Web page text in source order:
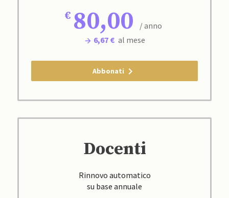
80,00
/ anno
6,67 € al mese
Abbonati
Docenti
Rinnovo automatico
su base annuale